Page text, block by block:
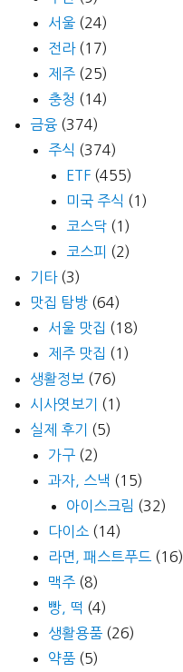
서울 (24)
전라(17)
제주 (25)
충청 (14)
금융 (374)
주식 (374)
ETF (455)
미국 주식 (1)
코스닥 (1)
코스피 (2)
기타(3)
맛집 탐방 (64)
서울 맛집 (18)
제주 맛집 (1)
생활정보 (76)
시사엿보기
(1)
실제 후기
(5)
가구 (2)
과자, 스낵 (15)
아이스크림 (32)
다이소 (14)
라면, 패스트푸드 (16)
맥주 (8)
빵, 떡 (4)
생활용품 (26)
약품 (5)